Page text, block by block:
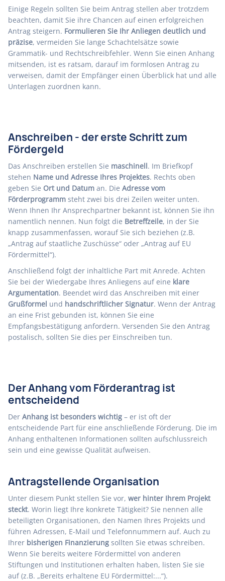
Einige Regeln sollten Sie beim Antrag stellen aber trotzdem
beachten, damit Sie ihre Chancen auf einen erfolgreichen
Antrag steigern. Formulieren Sie Ihr Anliegen deutlich und
präzise, vermeiden Sie lange Schachtelsätze sowie
Grammatik- und Rechtschreibfehler. Wenn Sie einen Anhang
mitsenden, ist es ratsam, darauf im formlosen Antrag zu
verweisen, damit der Empfänger einen Überblick hat und alle
Unterlagen zuordnen kann.
Anschreiben - der erste Schritt zum
Fördergeld
Das Anschreiben erstellen Sie maschinell. Im Briefkopf
stehen Name und Adresse Ihres Projektes. Rechts oben
geben Sie Ort und Datum an. Die Adresse vom
Förderprogramm steht zwei bis drei Zeilen weiter unten.
Wenn Ihnen Ihr Ansprechpartner bekannt ist, können Sie ihn
namentlich nennen. Nun folgt die Betreffzeile, in der Sie
knapp zusammenfassen, worauf Sie sich beziehen (z.B.
„Antrag auf staatliche Zuschüsse“ oder „Antrag auf EU
Fördermittel“).
Anschließend folgt der inhaltliche Part mit Anrede. Achten
Sie bei der Wiedergabe Ihres Anliegens auf eine klare
Argumentation. Beendet wird das Anschreiben mit einer
Grußformel und handschriftlicher Signatur. Wenn der Antrag
an eine Frist gebunden ist, können Sie eine
Empfangsbestätigung anfordern. Versenden Sie den Antrag
postalisch, sollten Sie dies per Einschreiben tun.
Der Anhang vom Förderantrag ist
entscheidend
Der Anhang ist besonders wichtig – er ist oft der
entscheidende Part für eine anschließende Förderung. Die im
Anhang enthaltenen Informationen sollten aufschlussreich
sein und eine gewisse Qualität aufweisen.
Antragstellende Organisation
Unter diesem Punkt stellen Sie vor, wer hinter Ihrem Projekt
steckt. Worin liegt Ihre konkrete Tätigkeit? Sie nennen alle
beteiligten Organisationen, den Namen Ihres Projekts und
führen Adressen, E-Mail und Telefonnummern auf. Auch zu
Ihrer bisherigen Finanzierung sollten Sie etwas schreiben.
Wenn Sie bereits weitere Fördermittel von anderen
Stiftungen und Institutionen erhalten haben, listen Sie sie
auf (z.B. „Bereits erhaltene EU Fördermittel:...“).